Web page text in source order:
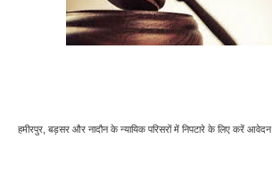
हमीरपुर, बड़सर और नादौन के न्यायिक परिसरों में निपटारे के लिए करें आवेदन